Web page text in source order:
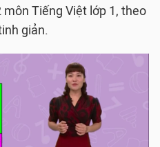
Tiếng Việt lớp 1, theo
giản.